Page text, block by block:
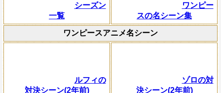
シーズン
一覧
ワンピー
スの名シーン集
ワンピースアニメ名シーン
ルフィの
対決シーン(2年前)
ゾロの対
決シーン(2年前)